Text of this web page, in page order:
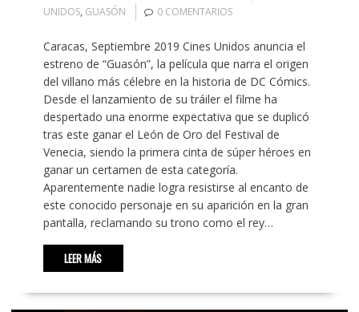
UNIDOS, GUASÓN 0 COMENTARIOS
Caracas, Septiembre 2019 Cines Unidos anuncia el
estreno de “Guasón”, la película que narra el origen
del villano más célebre en la historia de DC Cómics.
Desde el lanzamiento de su tráiler el filme ha
despertado una enorme expectativa que se duplicó
tras este ganar el León de Oro del Festival de
Venecia, siendo la primera cinta de súper héroes en
ganar un certamen de esta categoría.
Aparentemente nadie logra resistirse al encanto de
este conocido personaje en su aparición en la gran
pantalla, reclamando su trono como el rey…
LEER MÁS